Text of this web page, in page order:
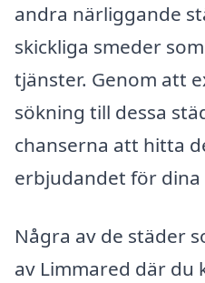
andra närliggande
skickliga smeder
tjänster. Genom att
sökning till dessa
chanserna att hitta
erbjudandet för dina
Några av de städer
av Limmared där du